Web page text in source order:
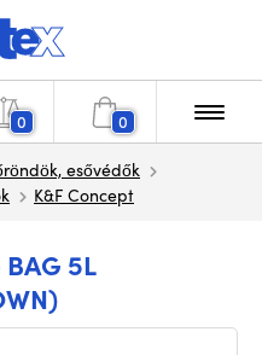
0 0
esővédők
K&F Concept
BAG 5L